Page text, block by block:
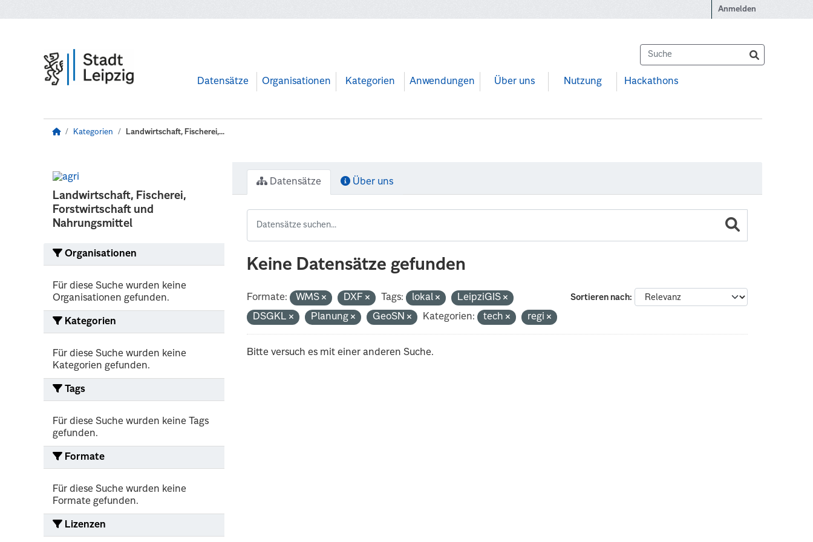
Anmelden
Datensätze Organisationen Kategorien Anwendungen Über uns Nutzung Hackathons
Kategorien Landwirtschaft, Fischerei,...
Landwirtschaft, Fischerei,
Forstwirtschaft und
Nahrungsmittel
Organisationen
Für diese Suche wurden keine
Organisationen gefunden.
Kategorien
Für diese Suche wurden keine
Kategorien gefunden.
Tags
Für diese Suche wurden keine Tags
gefunden.
Formate
Für diese Suche wurden keine
Formate gefunden.
Lizenzen
Datensätze Über uns
Keine Datensätze gefunden
Sortieren nach
Formate: WMS DXF Tags: lokal
LeipziGIS
DSGKL
Planung GeoSN Kategorien: tech regi
Bitte versuch es mit einer anderen Suche.